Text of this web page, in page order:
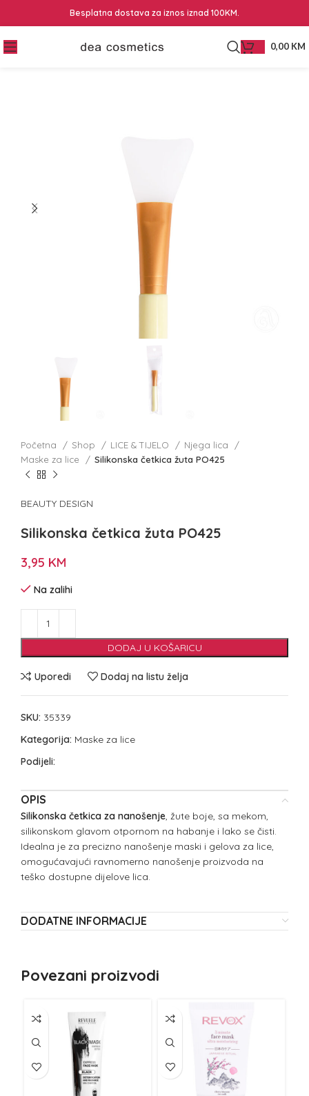
Besplatna dostava za iznos iznad 100KM.
0,00 KM
Početna Shop LICE & TIJELO
Njega lica
Maske za lice
Silikonska četkica žuta PO425
BEAUTY DESIGN
Silikonska četkica žuta PO425
3,95 KM
Na zalihi
DODAJ U KOŠARICU
Uporedi Dodaj na listu želja
SKU: 35339
Kategorija: Maske za lice
Podijeli:
OPIS
Silikonska četkica za nanošenje, žute boje, sa mekom,
silikonskom glavom otpornom na habanje i lako se čisti.
Idealna je za precizno nanošenje maski i gelova za lice,
omogućavajući ravnomerno nanošenje proizvoda na
teško dostupne dijelove lica.
DODATNE INFORMACIJE
Povezani proizvodi